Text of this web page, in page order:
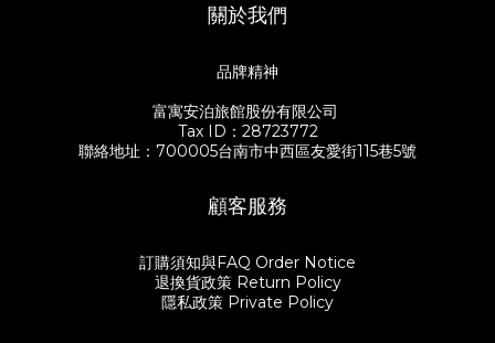
關於我們
品牌精神
富寓安泊旅館股份有限公司
Tax ID：28723772
聯絡地址：700005台南市中西區友愛街115巷5號
顧客服務
訂購須知與FAQ Order Notice
退換貨政策 Return Policy
隱私政策 Private Policy